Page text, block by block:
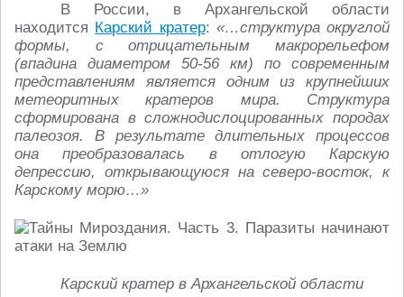
В России, в Архангельской области
находится Карский кратер: «…структура округлой
формы, с отрицательным макрорельефом
(впадина диаметром 50-56 км) по современным
представлениям является одним из крупнейших
метеоритных кратеров мира. Структура
сформирована в сложнодислоцированных породах
палеозоя. В результате длительных процессов
она преобразовалась в отлогую Карскую
депрессию, открывающуюся на северо-восток, к
Карскому морю…»
Карский кратер в Архангельской области